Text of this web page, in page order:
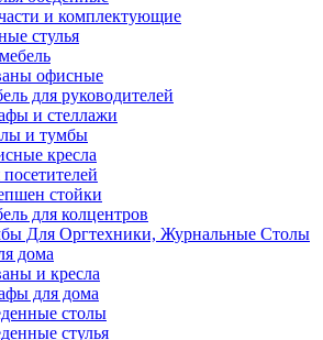
и комплектующие
стулья
офисные
для руководителей
и стеллажи
и тумбы
кресла
стойки
для колцентров
Для Оргтехники, Журнальные Столы
дома
и кресла
для дома
столы
стулья